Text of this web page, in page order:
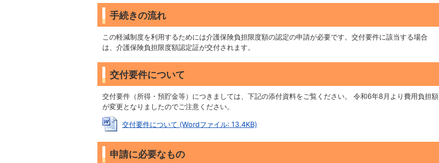
手続きの流れ
この軽減制度を利用するためには介護保険負担限度額の認定の申請が必要です。交付要件に該当する場合
は、介護保険負担限度額認定証が交付されます。
交付要件について
交付要件（所得・預貯金等）につきましては、下記の添付資料をご覧ください。 令和6年8月より費用負担額
が変更となりましたのでご注意ください。
交付要件について (Wordファイル: 13.4KB)
申請に必要なもの